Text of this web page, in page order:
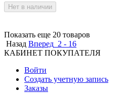
Нет в наличии
Показать еще 20 товаров
Назад Вперед 2 - 16
КАБИНЕТ ПОКУПАТЕЛЯ
Войти
Создать учетную запись
Заказы